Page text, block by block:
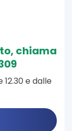
chiama
e dalle